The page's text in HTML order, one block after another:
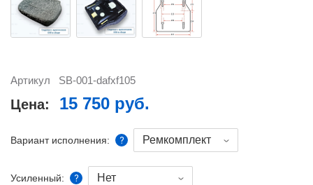
Артикул SB-001-dafxf105
Цена: 15 750 руб.
Вариант исполнения: Ремкомплект
Усиленный: Нет